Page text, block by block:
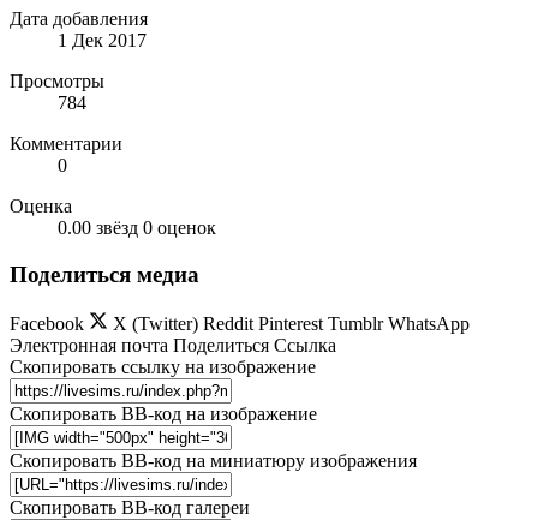
Дата добавления
1 Дек 2017
Просмотры
784
Комментарии
0
Оценка
0.00 звёзд 0 оценок
Поделиться медиа
Facebook X (Twitter) Reddit Pinterest Tumblr WhatsApp
Электронная почта Поделиться Ссылка
Скопировать ссылку на изображение
Скопировать BB-код на изображение
Скопировать BB-код на миниатюру изображения
Скопировать BB-код галереи